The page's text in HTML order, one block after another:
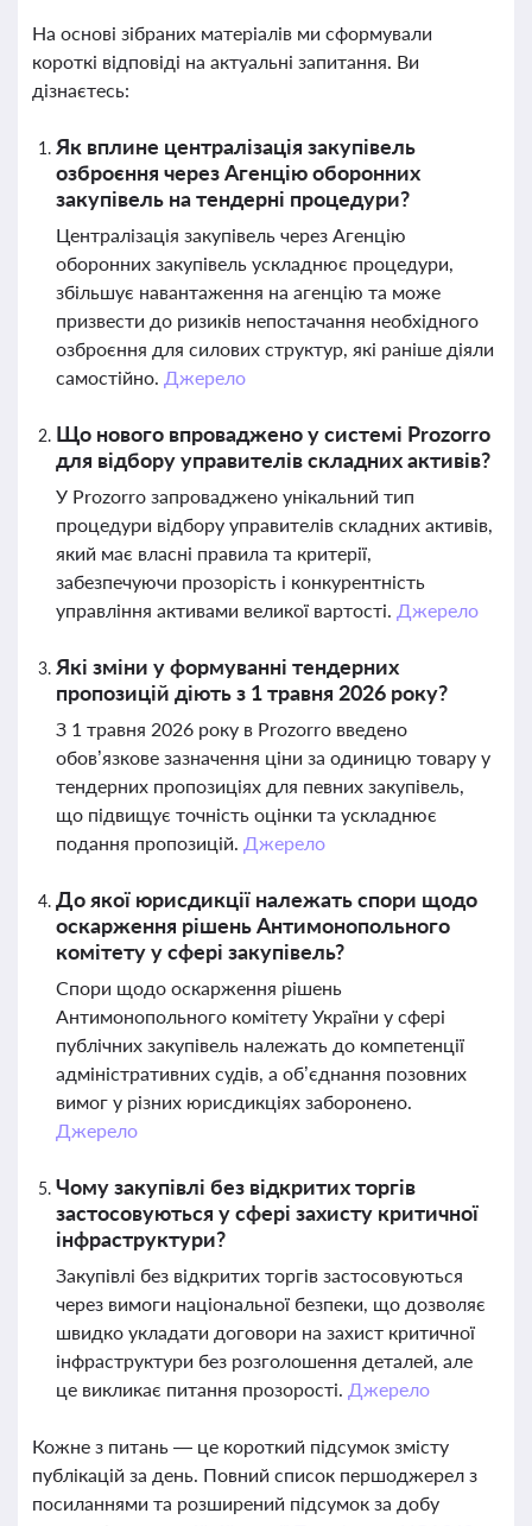
На основі зібраних матеріалів ми сформували
короткі відповіді на актуальні запитання. Ви
дізнаєтесь:
Як вплине централізація закупівель
озброєння через Агенцію оборонних
закупівель на тендерні процедури?
Централізація закупівель через Агенцію
оборонних закупівель ускладнює процедури,
збільшує навантаження на агенцію та може
призвести до ризиків непостачання необхідного
озброєння для силових структур, які раніше діяли
самостійно. Джерело
Що нового впроваджено у системі Prozorro
для відбору управителів складних активів?
У Prozorro запроваджено унікальний тип
процедури відбору управителів складних активів,
який має власні правила та критерії,
забезпечуючи прозорість і конкурентність
управління активами великої вартості. Джерело
Які зміни у формуванні тендерних
пропозицій діють з 1 травня 2026 року?
З 1 травня 2026 року в Prozorro введено
обов’язкове зазначення ціни за одиницю товару у
тендерних пропозиціях для певних закупівель,
що підвищує точність оцінки та ускладнює
подання пропозицій. Джерело
До якої юрисдикції належать спори щодо
оскарження рішень Антимонопольного
комітету у сфері закупівель?
Спори щодо оскарження рішень
Антимонопольного комітету України у сфері
публічних закупівель належать до компетенції
адміністративних судів, а об’єднання позовних
вимог у різних юрисдикціях заборонено.
Джерело
Чому закупівлі без відкритих торгів
застосовуються у сфері захисту критичної
інфраструктури?
Закупівлі без відкритих торгів застосовуються
через вимоги національної безпеки, що дозволяє
швидко укладати договори на захист критичної
інфраструктури без розголошення деталей, але
це викликає питання прозорості. Джерело
Кожне з питань — це короткий підсумок змісту
публікацій за день. Повний список першоджерел з
посиланнями та розширений підсумок за добу